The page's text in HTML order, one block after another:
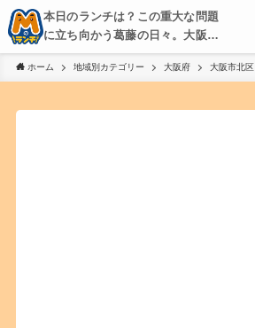
本日のランチは？この重大な問題
に立ち向かう葛藤の日々。大阪・
京都・神戸を中心とした食べ歩
き、飲み歩きを綴る。
ホーム 地域別カテゴリー 大阪府 大阪市北区